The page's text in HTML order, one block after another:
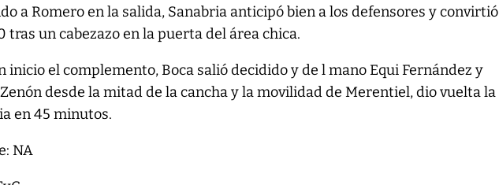
a Romero en la salida, Sanabria anticipó bien a los defensores y convirtió
tras un cabezazo en la puerta del área chica.
inicio el complemento, Boca salió decidido y de l mano Equi Fernández y
desde la mitad de la cancha y la movilidad de Merentiel, dio vuelta la
en 45 minutos.
NA